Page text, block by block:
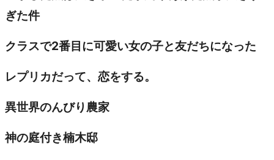
ぎた件
クラスで2番目に可愛い女の子と友だちになった
レプリカだって、恋をする。
異世界のんびり農家
神の庭付き楠木邸